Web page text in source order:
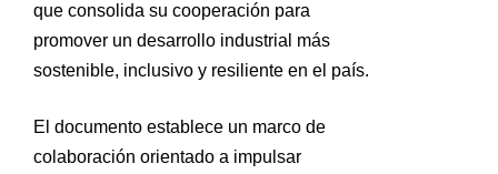
que consolida su cooperación para
promover un desarrollo industrial más
sostenible, inclusivo y resiliente en el país.
El documento establece un marco de
colaboración orientado a impulsar